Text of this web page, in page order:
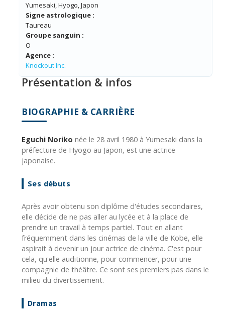
Yumesaki, Hyogo, Japon
Signe astrologique :
Taureau
Groupe sanguin :
O
Agence :
Knockout Inc.
Présentation & infos
BIOGRAPHIE & CARRIÈRE
Eguchi Noriko née le 28 avril 1980 à Yumesaki dans la
préfecture de Hyogo au Japon, est une actrice
japonaise.
Ses débuts
Après avoir obtenu son diplôme d'études secondaires,
elle décide de ne pas aller au lycée et à la place de
prendre un travail à temps partiel. Tout en allant
fréquemment dans les cinémas de la ville de Kobe, elle
aspirait à devenir un jour actrice de cinéma. C'est pour
cela, qu'elle auditionne, pour commencer, pour une
compagnie de théâtre. Ce sont ses premiers pas dans le
milieu du divertissement.
Dramas